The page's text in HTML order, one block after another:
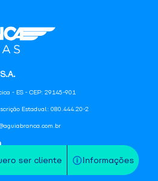
ser cliente Informações
- ES - CEP: 29145-901
Estadual: 080.444.20-2